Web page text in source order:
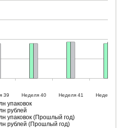
упаковок
рублей
упаковок (Прошлый год)
рублей (Прошлый год)